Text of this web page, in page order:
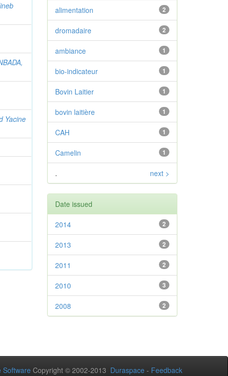
Yacine
2
alimentation
2
dromadaire
1
ambiance
1
bio-indicateur
1
Bovin Laitier
1
bovin laitière
1
CAH
1
Camelin
. next >
Date issued
2
2014
2
2013
2
2011
3
2010
2
2008
Software Copyright © 2002-2013 Duraspace - Feedback